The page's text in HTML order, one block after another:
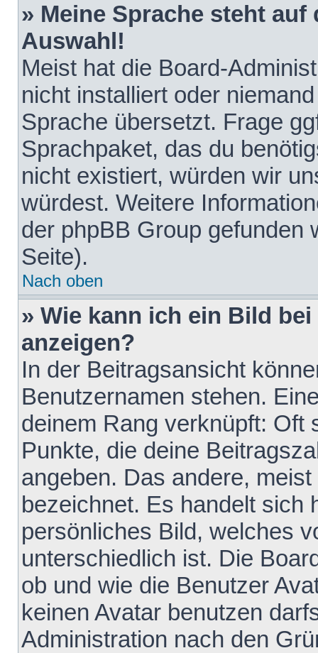
» Meine Sprache steht
Auswahl!
Meist hat die Board-
nicht installiert oder
Sprache übersetzt. Frage
Sprachpaket, das du
nicht existiert, würden wir
würdest. Weitere
der phpBB Group gefunden
Seite).
Nach oben
» Wie kann ich ein Bild
anzeigen?
In der Beitragsansicht
Benutzernamen stehen.
deinem Rang verknüpft: Oft
Punkte, die deine
angeben. Das andere,
bezeichnet. Es handelt sich
persönliches Bild, welches
unterschiedlich ist. Die
ob und wie die Benutzer
keinen Avatar benutzen
Administration nach den